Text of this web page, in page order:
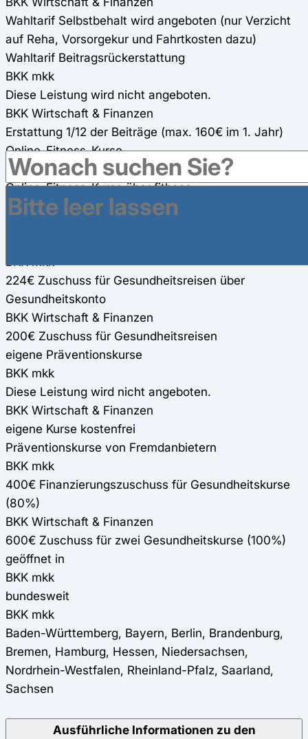
Wahltarif Selbstbehalt wird angeboten (nur Verzicht
auf Reha, Vorsorgekur und Fahrtkosten dazu)
Wahltarif Beitragsrückerstattung
BKK mkk
Diese Leistung wird nicht angeboten.
BKK Wirtschaft & Finanzen
Erstattung 1/12 der Beiträge (max. 160€ im 1. Jahr)
Online-Fitness-Kurse
BKK mkk
Online-Fitness-Kurse über fitbase
BKK Wirtschaft & Finanzen
BKK mkk
224€ Zuschuss für Gesundheitsreisen über
Gesundheitskonto
BKK Wirtschaft & Finanzen
200€ Zuschuss für Gesundheitsreisen
eigene Präventionskurse
BKK mkk
Diese Leistung wird nicht angeboten.
BKK Wirtschaft & Finanzen
eigene Kurse kostenfrei
Präventionskurse von Fremdanbietern
BKK mkk
400€ Finanzierungszuschuss für Gesundheitskurse
(80%)
BKK Wirtschaft & Finanzen
600€ Zuschuss für zwei Gesundheitskurse (100%)
geöffnet in
BKK mkk
bundesweit
BKK mkk
Baden-Württemberg, Bayern, Berlin, Brandenburg,
Bremen, Hamburg, Hessen, Niedersachsen,
Nordrhein-Westfalen, Rheinland-Pfalz, Saarland,
Sachsen
Ausführliche Informationen zu den